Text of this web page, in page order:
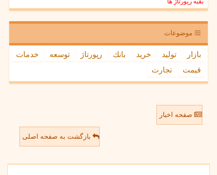
موضوعات
بازار تولید خرید بانك رپورتاژ توسعه
خدمات
قیمت
تجارت
صفحه اخبار
بازگشت به صفحه اصلی